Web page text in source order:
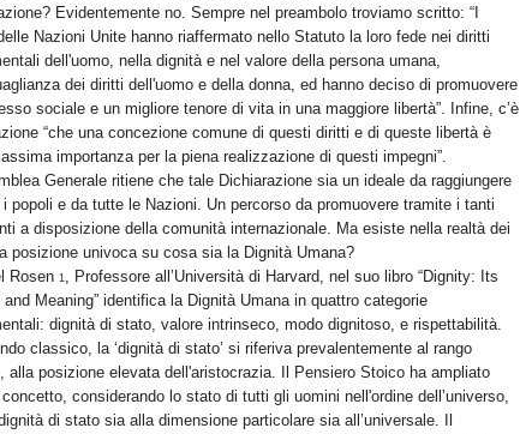
Evidentemente no. Sempre nel preambolo troviamo scritto: “I
Nazioni Unite hanno riaffermato nello Statuto la loro fede nei diritti
dell'uomo, nella dignità e nel valore della persona umana,
dei diritti dell'uomo e della donna, ed hanno deciso di promuovere
sociale e un migliore tenore di vita in una maggiore libertà”. Infine, c’è
“che una concezione comune di questi diritti e di queste libertà è
importanza per la piena realizzazione di questi impegni”.
Generale ritiene che tale Dichiarazione sia un ideale da raggiungere
popoli e da tutte le Nazioni. Un percorso da promuovere tramite i tanti
a disposizione della comunità internazionale. Ma esiste nella realtà dei
posizione univoca su cosa sia la Dignità Umana?
Rosen 1, Professore all’Università di Harvard, nel suo libro “Dignity: Its
and Meaning” identifica la Dignità Umana in quattro categorie
dignità di stato, valore intrinseco, modo dignitoso, e rispettabilità.
classico, la ‘dignità di stato’ si riferiva prevalentemente al rango
alla posizione elevata dell'aristocrazia. Il Pensiero Stoico ha ampliato
considerando lo stato di tutti gli uomini nell'ordine dell’universo,
di stato sia alla dimensione particolare sia all’universale. Il